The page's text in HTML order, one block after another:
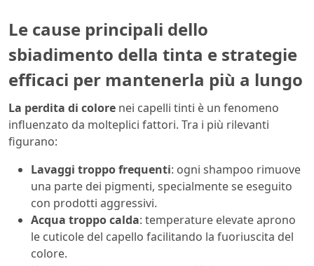
Le cause principali dello
sbiadimento della tinta e strategie
efficaci per mantenerla più a lungo
La perdita di colore nei capelli tinti è un fenomeno
influenzato da molteplici fattori. Tra i più rilevanti
figurano:
Lavaggi troppo frequenti: ogni shampoo rimuove
una parte dei pigmenti, specialmente se eseguito
con prodotti aggressivi.
Acqua troppo calda: temperature elevate aprono
le cuticole del capello facilitando la fuoriuscita del
colore.